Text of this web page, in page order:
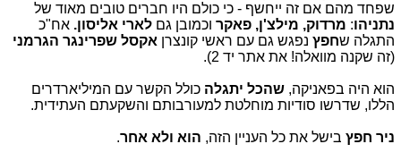
שפחד מהם אם זה ייחשף - כי כולם היו חברים טובים מאוד של
נתניהו: מרדוק, מילצ'ן, פאקר וכמובן גם לארי אליסון. אח"כ
התגלה שחפץ נפגש גם עם ראשי קונצרן אקסל שפרינגר הגרמני
(זה שקנה מוואלה! את אתר יד 2).
הוא היה בפאניקה, שהכל יתגלה כולל הקשר עם המיליארדרים
הללו, שדרשו סודיות מוחלטת למעורבותם והשקעתם העתידית.
ניר חפץ בישל את כל העניין הזה, הוא ולא אחר.